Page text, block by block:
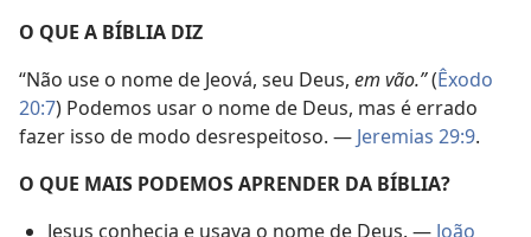
O QUE A BÍBLIA DIZ
“Não use o nome de Jeová, seu Deus, em vão.”(Êxodo
20:7) Podemos usar o nome de Deus, mas é errado
fazer isso de modo desrespeitoso. — Jeremias 29:9.
O QUE MAIS PODEMOS APRENDER DA BÍBLIA?
Jesus conhecia e usava o nome de Deus. — João